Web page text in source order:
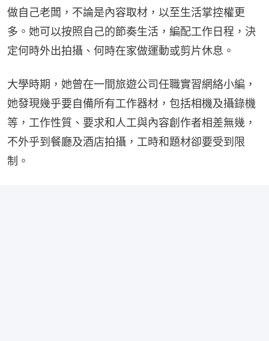
做自己老闆，不論是內容取材，以至生活掌控權更
多。她可以按照自己的節奏生活，編配工作日程，決
定何時外出拍攝、何時在家做運動或剪片休息。
大學時期，她曾在一間旅遊公司任職實習網絡小編，
她發現幾乎要自備所有工作器材，包括相機及攝錄機
等，工作性質、要求和人工與內容創作者相差無幾，
不外乎到餐廳及酒店拍攝，工時和題材卻要受到限
制。